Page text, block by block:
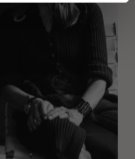
er Art Director und
Bürofabrik,
das Studio den
den Bereich Stil und
Der Stil des EB
des EB 112